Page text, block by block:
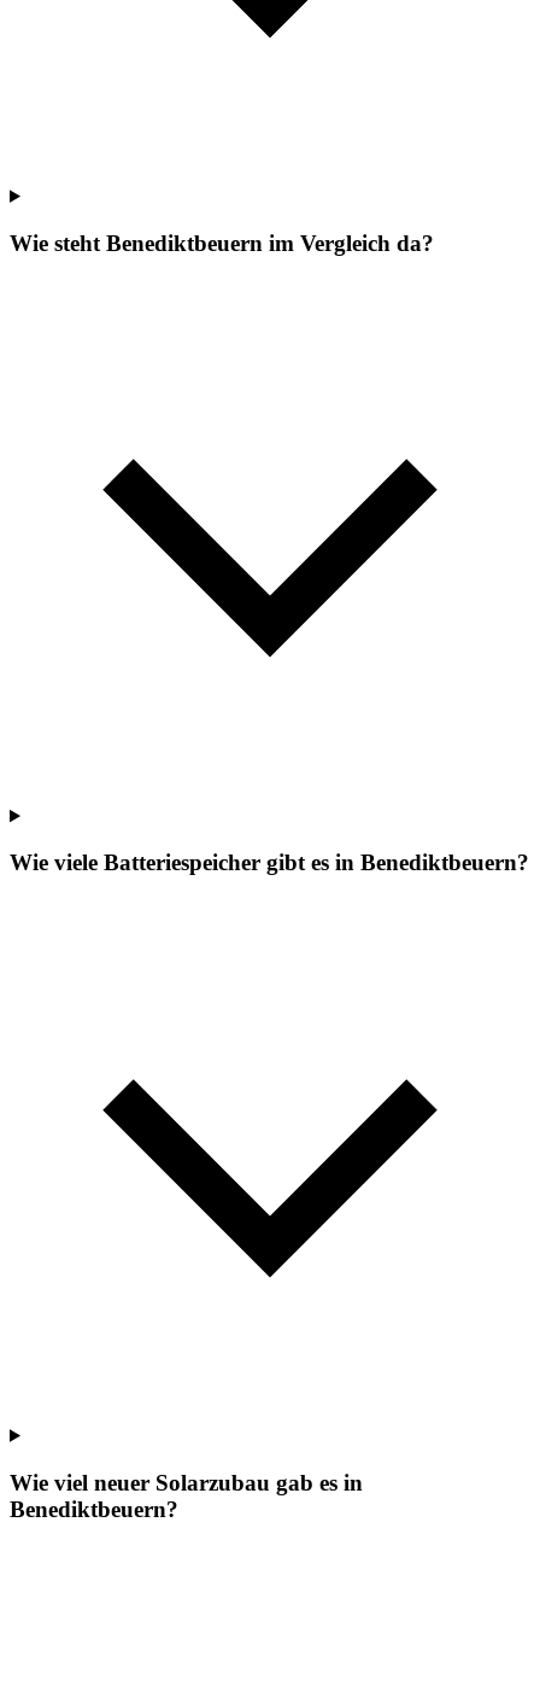
Wie steht Benediktbeuern im Vergleich da?
Wie viele Batteriespeicher gibt es in Benediktbeuern?
Wie viel neuer Solarzubau gab es in
Benediktbeuern?